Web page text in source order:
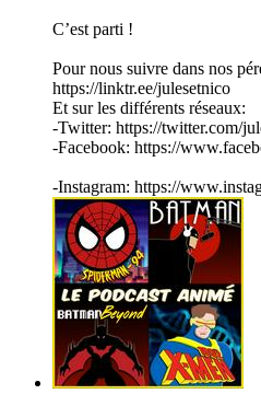
C’est parti !
Pour nous suivre dans nos
https://linktr.ee/julesetnico
Et sur les différents réseaux:
-Twitter: https://twitter.com/
-Facebook: https://
-Instagram: https://